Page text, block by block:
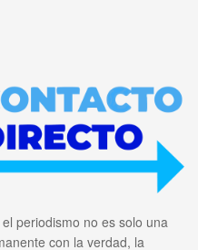
periodismo no es solo una
con la verdad, la